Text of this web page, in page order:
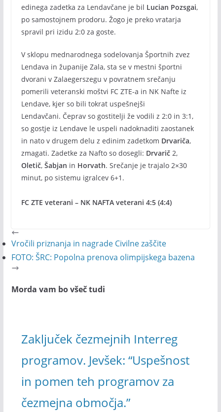
edinega zadetka za Lendavčane je bil Lucian Pozsgai,
po samostojnem prodoru. Žogo je preko vratarja
spravil pri izidu 2:0 za goste.
V sklopu mednarodnega sodelovanja Športnih zvez
Lendava in županije Zala, sta se v mestni športni
dvorani v Zalaegerszegu v povratnem srečanju
pomerili veteranski moštvi FC ZTE-a in NK Nafte iz
Lendave, kjer so bili tokrat uspešnejši
Lendavčani. Čeprav so gostitelji že vodili z 2:0 in 3:1,
so gostje iz Lendave le uspeli nadoknaditi zaostanek
in nato v drugem delu z edinim zadetkom Drvariča,
zmagati. Zadetke za Nafto so dosegli: Drvarič2,
Oletič, Šabjan in Horvath. Srečanje je trajalo 2×30
minut, po sistemu igralcev 6+1.
FC ZTE veterani – NK NAFTA veterani 4:5 (4:4)
Vročili priznanja in nagrade Civilne zaščite
FOTO: ŠRC: Popolna prenova olimpijskega bazena
Morda vam bo všeč tudi
Zaključek čezmejnih Interreg
programov. Jevšek: “Uspešnost
in pomen teh programov za
čezmejna območja.”